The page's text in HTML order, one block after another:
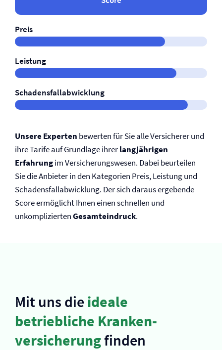
Preis
Leistung
Schadensfallabwicklung
Unsere Experten bewerten für Sie alle Versicherer und
ihre Tarife auf Grundlage ihrerlangjährigen
Erfahrungim Versicherungswesen. Dabei beurteilen
Sie die Anbieter in den Kategorien Preis, Leistung und
Schadensfallabwicklung. Der sich daraus ergebende
Score ermöglicht Ihnen einen schnellen und
unkompliziertenGesamteindruck.
Mit uns die ideale
betriebliche Kranken­
versicherungfinden